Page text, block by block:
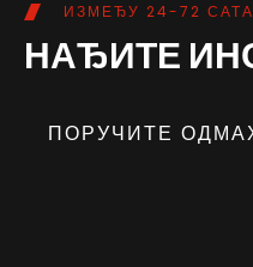
ИЗМЕЂУ 24-72
НАЂИТЕ
ПОРУЧИТЕ